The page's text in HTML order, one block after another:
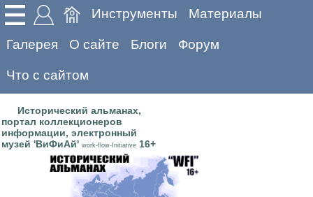
Инструменты Материалы
Галерея О сайте Блоги Форум
Что с сайтом
Исторический альманах,
портал коллекционеров
информации, электронный
музей 'ВиФиАй' work-flow-Initiative 16+